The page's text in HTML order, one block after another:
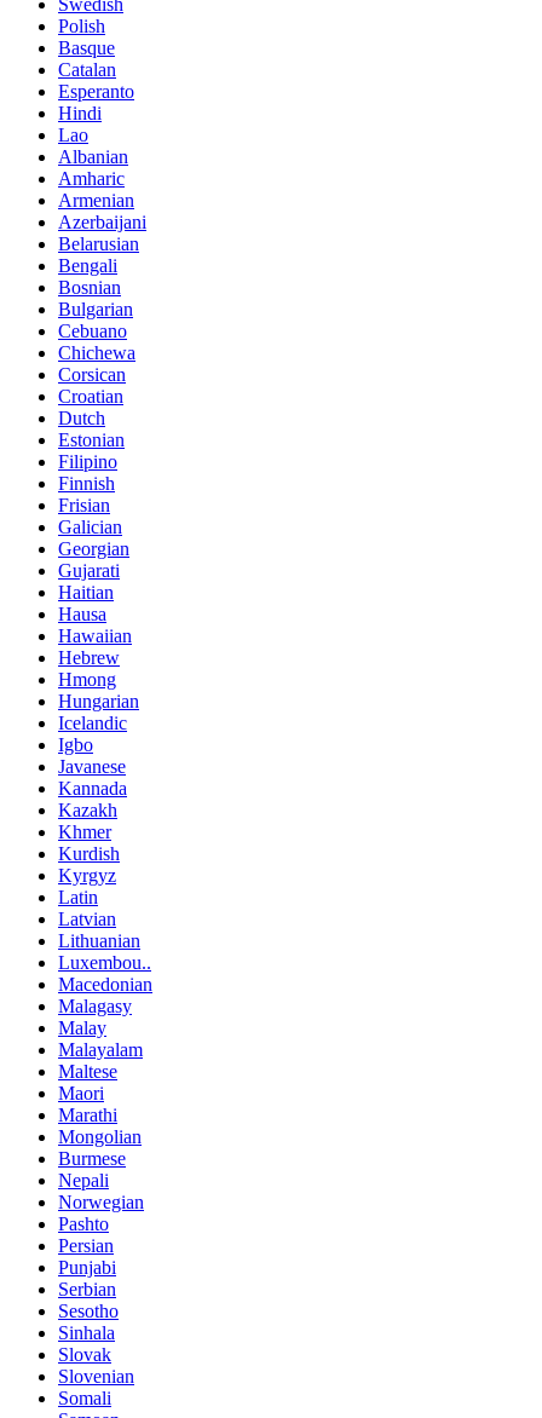
Polish
Basque
Catalan
Esperanto
Hindi
Lao
Albanian
Amharic
Armenian
Azerbaijani
Belarusian
Bengali
Bosnian
Bulgarian
Cebuano
Chichewa
Corsican
Croatian
Dutch
Estonian
Filipino
Finnish
Frisian
Galician
Georgian
Gujarati
Haitian
Hausa
Hawaiian
Hebrew
Hmong
Hungarian
Icelandic
Igbo
Javanese
Kannada
Kazakh
Khmer
Kurdish
Kyrgyz
Latin
Latvian
Lithuanian
Luxembou..
Macedonian
Malagasy
Malay
Malayalam
Maltese
Maori
Marathi
Mongolian
Burmese
Nepali
Norwegian
Pashto
Persian
Punjabi
Serbian
Sesotho
Sinhala
Slovak
Slovenian
Somali